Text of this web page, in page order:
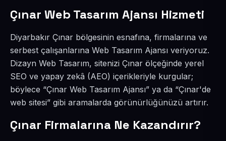
Çınar Web Tasarım Ajansı Hizmeti
Diyarbakır Çınar bölgesinin esnafına, firmalarına ve
serbest çalışanlarına Web Tasarım Ajansı veriyoruz.
Dizayn Web Tasarım, sitenizi Çınar ölçeğinde yerel
SEO ve yapay zekâ (AEO) içerikleriyle kurgular;
böylece “Çınar Web Tasarım Ajansı” ya da “Çınar'de
web sitesi” gibi aramalarda görünürlüğünüzü artırır.
Çınar Firmalarına Ne Kazandırır?